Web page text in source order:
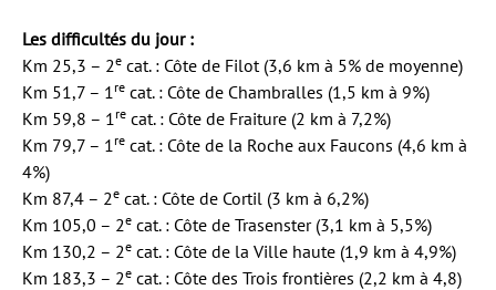
Les difficultés du jour :
Km 25,3 – 2e cat. : Côte de Filot (3,6 km à 5% de moyenne)
Km 51,7 – 1 re cat. : Côte de Chambralles (1,5 km à 9%)
Km 59,8 – 1 re cat. : Côte de Fraiture (2 km à 7,2%)
Km 79,7 – 1 re cat. : Côte de la Roche aux Faucons (4,6 km à
4%)
Km 87,4 – 2e cat. : Côte de Cortil (3 km à 6,2%)
Km 105,0 – 2e cat. : Côte de Trasenster (3,1 km à 5,5%)
Km 130,2 – 2e cat. : Côte de la Ville haute (1,9 km à 4,9%)
Km 183,3 – 2e cat. : Côte des Trois frontières (2,2 km à 4,8)